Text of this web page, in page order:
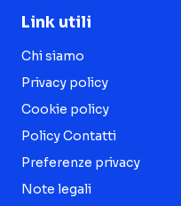
Link utili
Chi siamo
Privacy policy
Cookie policy
Policy Contatti
Preferenze privacy
Note legali